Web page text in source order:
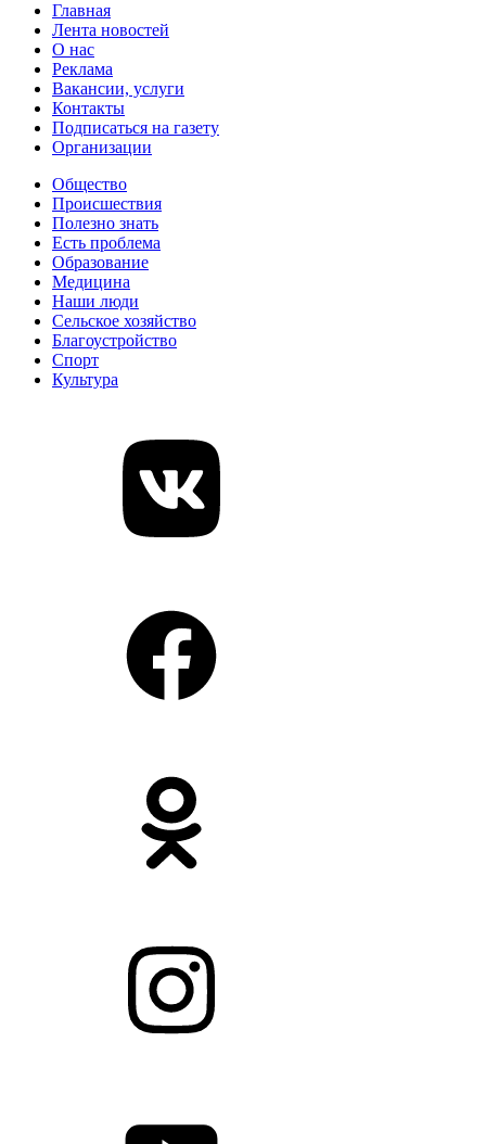
Главная
Лента новостей
О нас
Реклама
Вакансии, услуги
Контакты
Подписаться на газету
Организации
Общество
Происшествия
Полезно знать
Есть проблема
Образование
Медицина
Наши люди
Сельское хозяйство
Благоустройство
Спорт
Культура